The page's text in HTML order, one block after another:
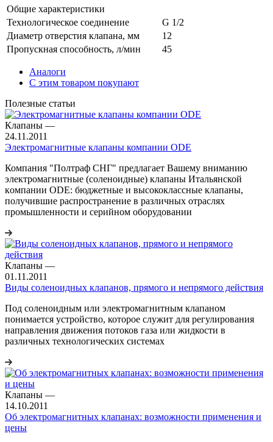
Общие характеристики
Технологическое соединение
G 1/2
Диаметр отверстия клапана, мм
12
Пропускная способность, л/мин
45
Аналоги
С этим товаром покупают
Полезные статьи
Клапаны —
24.11.2011
Электромагнитные клапаны компании ODE
Компания "Полтраф СНГ" предлагает Вашему вниманию
электромагнитные (соленоидные) клапаны Итальянской
кoмпании ODE: бюджетные и высококлассные клапаны,
получившие распространение в различных отраслях
промышленности и серийном оборудовании
Клапаны —
01.11.2011
Виды соленоидных клапанов, прямого и непрямого действия
Под соленоидным или электромагнитным клапаном
понимается устройство, которое служит для регулирования
направления движения потоков газа или жидкости в
различных технологических системах
Клапаны —
14.10.2011
Об электромагнитных клапанах: возможности применения и
цены